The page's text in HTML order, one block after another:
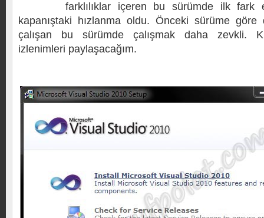
farklılıklar içeren bu sürümde ilk fark
kapanıştaki hızlanma oldu. Önceki sürüme
çalışan bu sürümde çalışmak daha zevkli.
izlenimleri paylaşacağım.